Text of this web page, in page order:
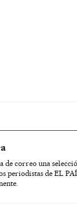
de correo una
periodistas de EL